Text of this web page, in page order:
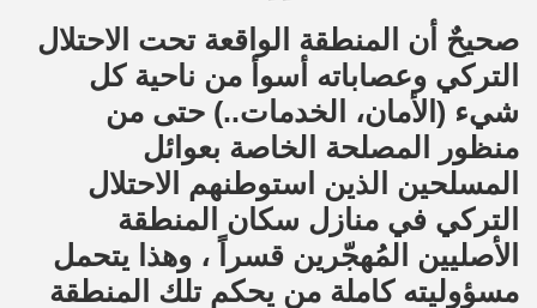
صحيحٌ أن المنطقة الواقعة تحت الاحتلال
التركي وعصاباته أسوأ من ناحية كل
شيء (الأمان، الخدمات..) حتى من
منظور المصلحة الخاصة بعوائل
المسلحين الذين استوطنهم الاحتلال
التركي في منازل سكان المنطقة
الأصليين المُهجّرين قسراً ، وهذا يتحمل
مسؤوليته كاملة من يحكم تلك المنطقة